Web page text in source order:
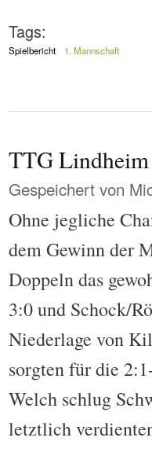
Tags:
Spielbericht 1. Mannschaft
TTG Lindheim
Gespeichert von
Ohne jegliche
dem Gewinn der
Doppeln das
3:0 und Schock/
Niederlage von
sorgten für die
Welch schlug
letztlich